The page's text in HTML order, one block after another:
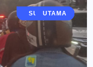
BERITA
GRESIK
JAWA TIMUR
SURABAYA
UTAMA